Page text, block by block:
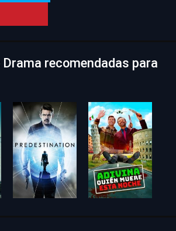
Drama recomendadas para